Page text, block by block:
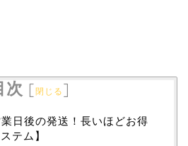
次 [閉じる ]
業日後の発送！長いほどお得
テム】